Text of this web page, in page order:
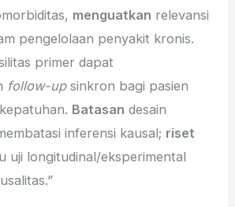
menguatkan relevansi
pengelolaan penyakit kronis.
primer dapat
follow-upsinkron bagi pasien
Batasan desain
inferensi kausal; riset
uji longitudinal/eksperimental